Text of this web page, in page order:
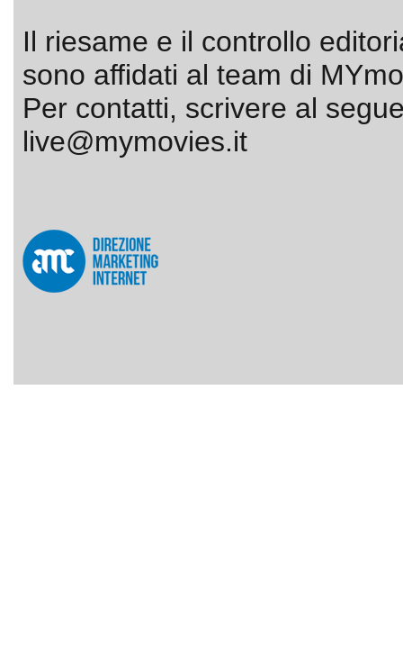
Il riesame e il controllo
sono affidati al team di
Per contatti, scrivere al
live@mymovies.it